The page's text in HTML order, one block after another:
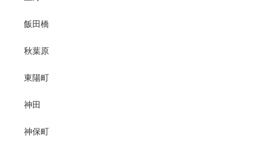
飯田橋
秋葉原
東陽町
神田
神保町